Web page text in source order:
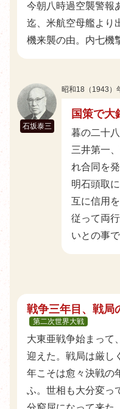
今朝八時過空襲警報
迄、米航空母艦より
機来襲の由。内七機
石坂泰三
昭和18（1943）
国策で大
暮の二十
三井第一
れ合同を
明石頭取
互に信用
従って両
いとの事で
戦争三年目、戦局
第二次世界大戦
大東亜戦争始まって
迎えた。戦局は厳し
年こそは愈々決戦の
ふ。世相も大分変っ